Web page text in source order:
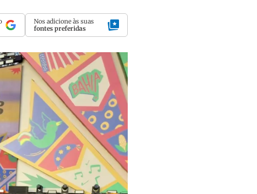
Nos adicione às suas
fontes preferidas